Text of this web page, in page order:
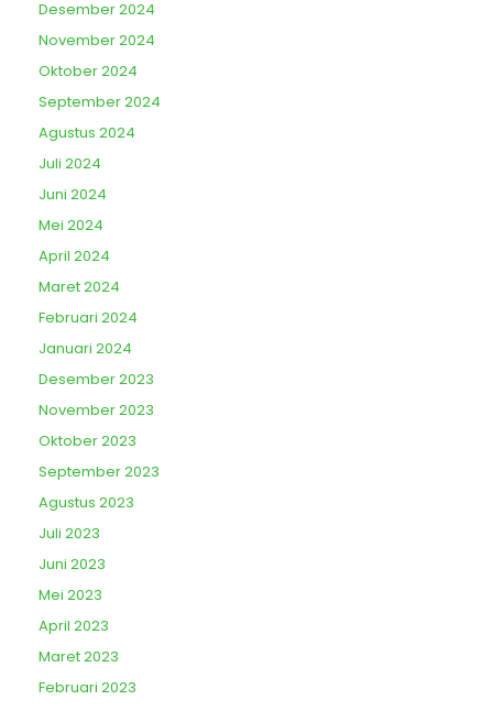
Desember 2024
November 2024
Oktober 2024
September 2024
Agustus 2024
Juli 2024
Juni 2024
Mei 2024
April 2024
Maret 2024
Februari 2024
Januari 2024
Desember 2023
November 2023
Oktober 2023
September 2023
Agustus 2023
Juli 2023
Juni 2023
Mei 2023
April 2023
Maret 2023
Februari 2023